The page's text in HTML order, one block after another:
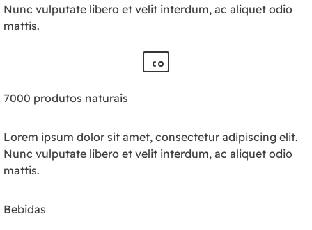
Nunc vulputate libero et velit interdum, ac aliquet odio
mattis.
7000 produtos naturais
Lorem ipsum dolor sit amet, consectetur adipiscing elit.
Nunc vulputate libero et velit interdum, ac aliquet odio
mattis.
Bebidas